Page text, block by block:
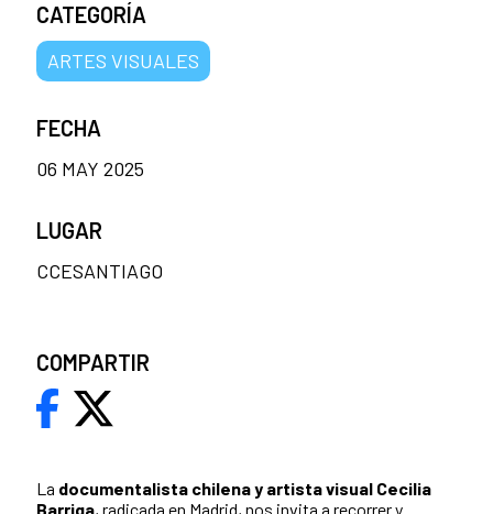
La documentalista chilena y artista visual Cecilia
Barriga, radicada en Madrid, nos invita a recorrer y
CATEGORÍA
ARTES VISUALES
FECHA
06 MAY 2025
LUGAR
CCESANTIAGO
COMPARTIR